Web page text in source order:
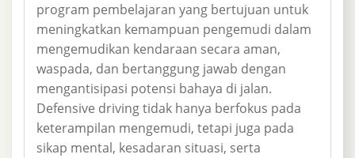
program pembelajaran yang bertujuan untuk
meningkatkan kemampuan pengemudi dalam
mengemudikan kendaraan secara aman,
waspada, dan bertanggung jawab dengan
mengantisipasi potensi bahaya di jalan.
Defensive driving tidak hanya berfokus pada
keterampilan mengemudi, tetapi juga pada
sikap mental, kesadaran situasi, serta